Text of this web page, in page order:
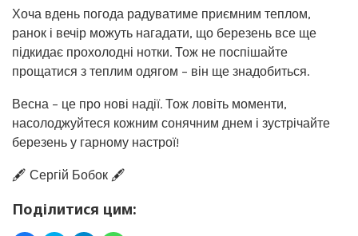
Хоча вдень погода радуватиме приємним теплом,
ранок і вечір можуть нагадати, що березень все ще
підкидає прохолодні нотки. Тож не поспішайте
прощатися з теплим одягом – він ще знадобиться.
Весна – це про нові надії. Тож ловіть моменти,
насолоджуйтеся кожним сонячним днем і зустрічайте
березень у гарному настрої!
🖋️ Сергій Бобок 🖋️
Поділитися цим: